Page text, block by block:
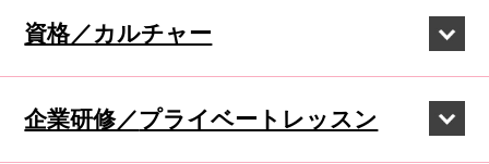
資格／カルチャー
企業研修／プライベートレッスン